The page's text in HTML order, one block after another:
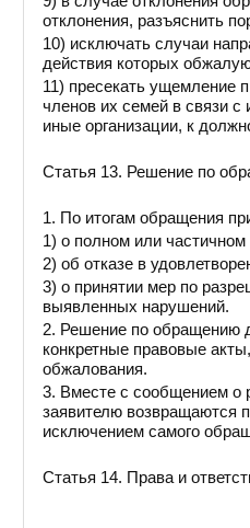
отклонения, разъяснить
10) исключать случаи
действия которых
11) пресекать ущемление
членов их семей в связи с
иные организации, к
Статья 13. Решение по
1. По итогам обращения
1) о полном или
2) об отказе в
3) о принятии мер по
выявленных нарушений.
2. Решение по обращению
конкретные правовые
обжалования.
3. Вместе с сообщением о
заявителю возвращаются
исключением самого
Статья 14. Права и